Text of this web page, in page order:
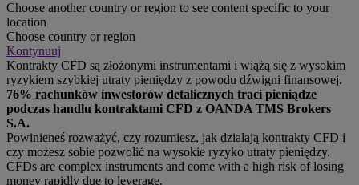
Choose another country or region to see content specific to your
location
Choose country or region
Kontynuuj
Kontrakty CFD są złożonymi instrumentami i wiążą się z wysokim
ryzykiem szybkiej utraty pieniędzy z powodu dźwigni finansowej.
76% rachunków inwestorów detalicznych traci pieniądze
podczas handlu kontraktami CFD z OANDA TMS Brokers
S.A.
Powinieneś rozważyć, czy rozumiesz, jak działają kontrakty CFD i
czy możesz sobie pozwolić na wysokie ryzyko utraty pieniędzy.
CFDs are complex instruments and come with a high risk of losing
money rapidly due to leverage.